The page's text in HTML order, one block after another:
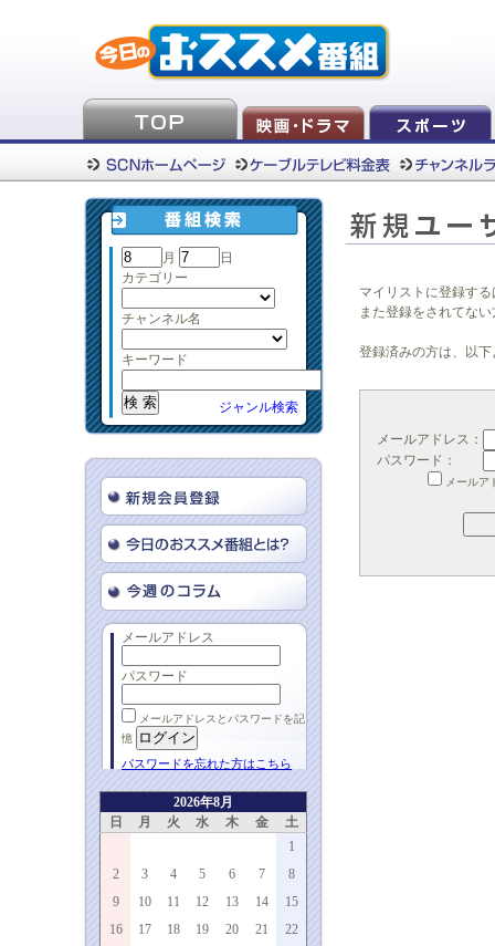
月
日
カテゴリー
チャンネル名
キーワード
ジャンル検索
メールアドレス
パスワード
メールアドレスとパスワードを記
憶
パスワードを忘れた方はこちら
2026年8月
日
月 火 水 木 金
土
1
2
3 4 5 6 7
8
9
10 11 12 13 14
15
16
17 18 19 20 21
22
マイリストに登録す
また登録をされてな
登録済みの方は、以
メールアドレス：
パスワード：
メールア